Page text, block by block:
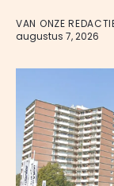
VAN ONZE
augustus 7, 2026